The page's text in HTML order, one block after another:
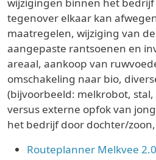
wijzigingen binnen het
tegenover elkaar kan
maatregelen, wijziging van
aangepaste rantsoenen en
areaal, aankoop van
omschakeling naar bio,
(bijvoorbeeld: melkrobot,
versus externe opfok van
het bedrijf door dochter/
Routeplanner Melkvee 2.0